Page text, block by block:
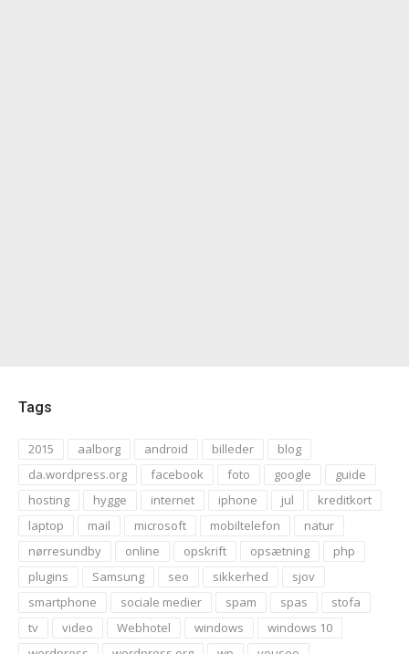
Tags
2015 aalborg android billeder
blog
da.wordpress.org
facebook foto google
guide
hosting
hygge internet iphone jul
kreditkort
laptop
mail microsoft mobiltelefon
natur
nørresundby
online opskrift opsætning
php
plugins
Samsung seo sikkerhed
sjov
smartphone
sociale medier spam spas
stofa
tv
video Webhotel windows
windows 10